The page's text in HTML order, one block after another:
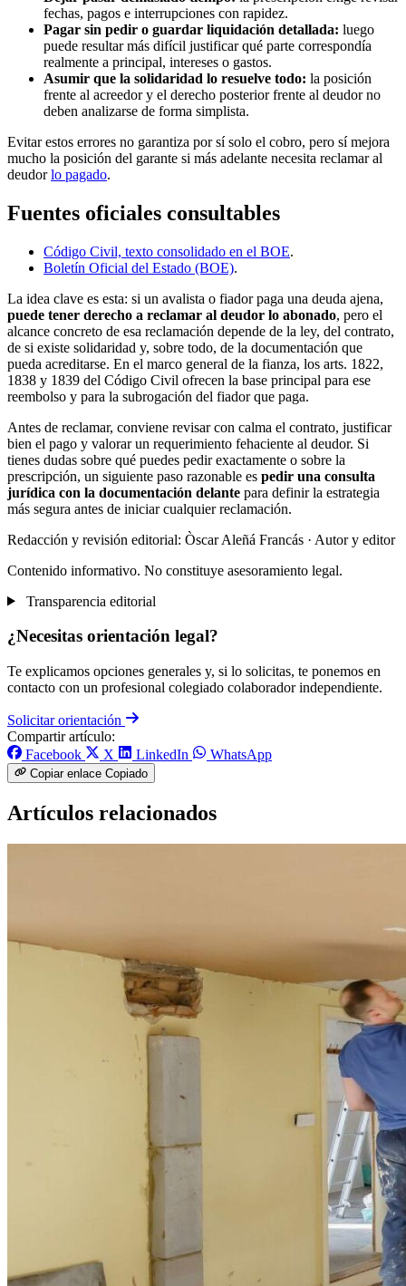
fechas, pagos e interrupciones con rapidez.
Pagar sin pedir o guardar liquidación detallada: luego
puede resultar más difícil justificar qué parte correspondía
realmente a principal, intereses o gastos.
Asumir que la solidaridad lo resuelve todo: la posición
frente al acreedor y el derecho posterior frente al deudor no
deben analizarse de forma simplista.
Evitar estos errores no garantiza por sí solo el cobro, pero sí mejora
mucho la posición del garante si más adelante necesita reclamar al
deudorlo pagado.
Fuentes oficiales consultables
Código Civil, texto consolidado en el BOE.
Boletín Oficial del Estado (BOE).
La idea clave es esta: si un avalista o fiador paga una deuda ajena,
puede tener derecho a reclamar al deudor lo abonado, pero el
alcance concreto de esa reclamación depende de la ley, del contrato,
de si existe solidaridad y, sobre todo, de la documentación que
pueda acreditarse. En el marco general de la fianza, los arts. 1822,
1838 y 1839 del Código Civil ofrecen la base principal para ese
reembolso y para la subrogación del fiador que paga.
Antes de reclamar, conviene revisar con calma el contrato, justificar
bien el pago y valorar un requerimiento fehaciente al deudor. Si
tienes dudas sobre qué puedes pedir exactamente o sobre la
prescripción, un siguiente paso razonable es pedir una consulta
jurídica con la documentación delante para definir la estrategia
más segura antes de iniciar cualquier reclamación.
Redacción y revisión editorial: Òscar Aleñá Francás · Autor y editor
Contenido informativo. No constituye asesoramiento legal.
Transparencia editorial
¿Necesitas orientación legal?
Te explicamos opciones generales y, si lo solicitas, te ponemos en
contacto con un profesional colegiado colaborador independiente.
Solicitar orientación
Compartir artículo:
Facebook
X LinkedIn WhatsApp
Copiar enlace Copiado
Artículos relacionados